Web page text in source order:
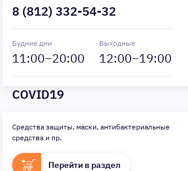
8 (812) 332-54-32
Будние дни
11:00–20:00
Выходные
12:00–19:00
COVID19
Средства защиты, маски, антибактериальные
средства и пр.
Перейти в раздел